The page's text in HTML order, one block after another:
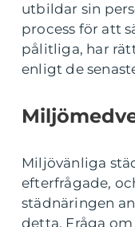
utbildar sin
process för att
pålitliga, har
enligt de
Miljövänliga
efterfrågade,
städnäringen
detta. Fråga